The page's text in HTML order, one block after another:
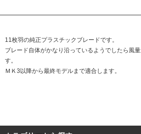
11枚羽の純正プラスチックブレードです。
ブレード自体がかなり沿っているようでしたら風
す。
ＭＫ3以降から最終モデルまで適合します。